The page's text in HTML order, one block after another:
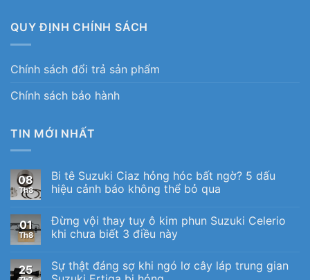
QUY ĐỊNH CHÍNH SÁCH
Chính sách đổi trả sản phẩm
Chính sách bảo hành
TIN MỚI NHẤT
08
Th8
Bi tê Suzuki Ciaz hỏng hóc bất ngờ? 5 dấu
hiệu cảnh báo không thể bỏ qua
01
Th8
Đừng vội thay tuy ô kim phun Suzuki Celerio
khi chưa biết 3 điều này
25
Sự thật đáng sợ khi ngó lơ cây láp trung gian